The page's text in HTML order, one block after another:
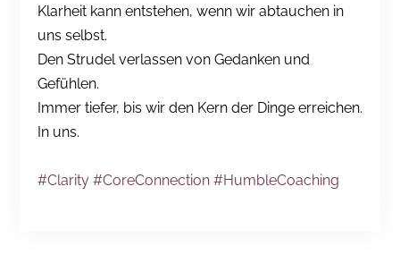
Klarheit kann entstehen, wenn wir abtauchen in
uns selbst.
Den Strudel verlassen von Gedanken und
Gefühlen.
Immer tiefer, bis wir den Kern der Dinge erreichen.
In uns.
#Clarity #CoreConnection #HumbleCoaching